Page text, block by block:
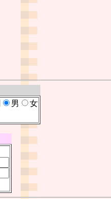
男 女